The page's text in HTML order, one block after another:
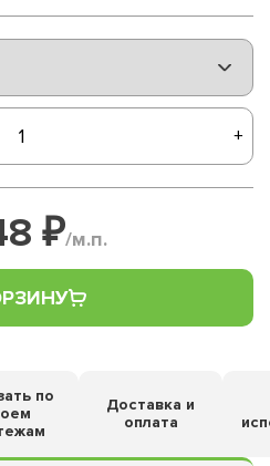
+
₽/м.п.
по
Доставка и
оплата